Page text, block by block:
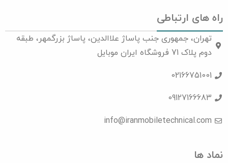
راه های ارتباطی
تهران، جمهوری جنب پاساژ علاالدین، پاساژ بزرگمهر، طبقه
دوم پلاک 71 فروشگاه ایران موبایل
02166751001
09127166683
info@iranmobiletechnical.com
نماد ها